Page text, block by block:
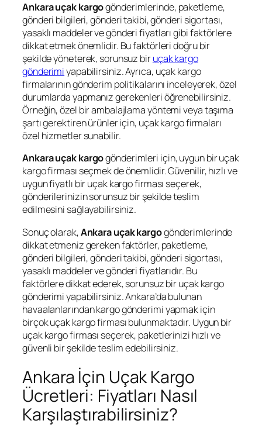
Ankara uçak kargogönderimlerinde, paketleme,
gönderi bilgileri, gönderi takibi, gönderi sigortası,
yasaklı maddeler ve gönderi fiyatları gibi faktörlere
dikkat etmek önemlidir. Bu faktörleri doğru bir
şekilde yöneterek, sorunsuz biruçak kargo
gönderimiyapabilirsiniz. Ayrıca, uçak kargo
firmalarının gönderim politikalarını inceleyerek, özel
durumlarda yapmanız gerekenleri öğrenebilirsiniz.
Örneğin, özel bir ambalajlama yöntemi veya taşıma
şartı gerektiren ürünler için, uçak kargo firmaları
özel hizmetler sunabilir.
Ankara uçak kargogönderimleri için, uygun bir uçak
kargo firması seçmek de önemlidir. Güvenilir, hızlı ve
uygun fiyatlı bir uçak kargo firması seçerek,
gönderilerinizin sorunsuz bir şekilde teslim
edilmesini sağlayabilirsiniz.
Sonuç olarak,Ankara uçak kargogönderimlerinde
dikkat etmeniz gereken faktörler, paketleme,
gönderi bilgileri, gönderi takibi, gönderi sigortası,
yasaklı maddeler ve gönderi fiyatlarıdır. Bu
faktörlere dikkat ederek, sorunsuz bir uçak kargo
gönderimi yapabilirsiniz. Ankara’da bulunan
havaalanlarından kargo gönderimi yapmak için
birçok uçak kargo firması bulunmaktadır. Uygun bir
uçak kargo firması seçerek, paketlerinizi hızlı ve
güvenli bir şekilde teslim edebilirsiniz.
Ankara İçin Uçak Kargo
Ücretleri: Fiyatları Nasıl
Karşılaştırabilirsiniz?